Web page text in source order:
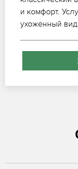
и комфорт.
ухоженный вид.